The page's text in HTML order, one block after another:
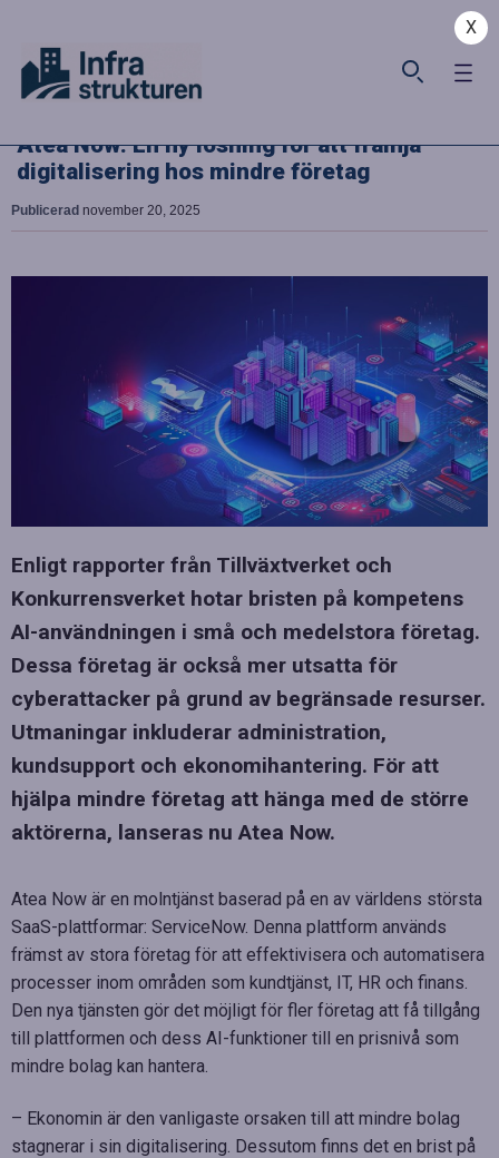
X
Atea Now: En ny lösning för att främja
digitalisering hos mindre företag
Publicerad november 20, 2025
Enligt rapporter från Tillväxtverket och
Konkurrensverket hotar bristen på kompetens
AI-användningen i små och medelstora företag.
Dessa företag är också mer utsatta för
cyberattacker på grund av begränsade resurser.
Utmaningar inkluderar administration,
kundsupport och ekonomihantering. För att
hjälpa mindre företag att hänga med de större
aktörerna, lanseras nu Atea Now.
Atea Now är en molntjänst baserad på en av världens största
SaaS-plattformar: ServiceNow. Denna plattform används
främst av stora företag för att effektivisera och automatisera
processer inom områden som kundtjänst, IT, HR och finans.
Den nya tjänsten gör det möjligt för fler företag att få tillgång
till plattformen och dess AI-funktioner till en prisnivå som
mindre bolag kan hantera.
– Ekonomin är den vanligaste orsaken till att mindre bolag
stagnerar i sin digitalisering. Dessutom finns det en brist på